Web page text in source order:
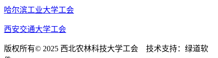
哈尔滨工业大学工会
西安交通大学工会
版权所有© 2025 西北农林科技大学工会 技术支持：绿道软